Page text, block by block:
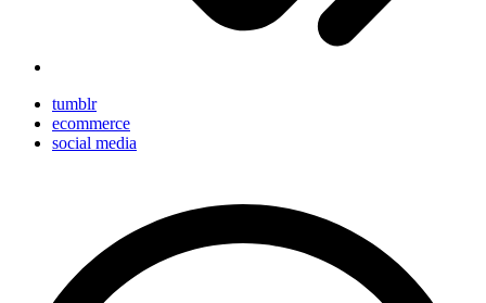
tumblr
ecommerce
social media